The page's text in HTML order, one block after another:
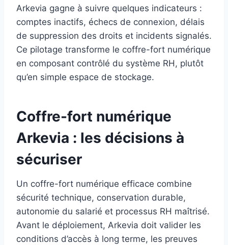
Arkevia gagne à suivre quelques indicateurs :
comptes inactifs, échecs de connexion, délais
de suppression des droits et incidents signalés.
Ce pilotage transforme le coffre-fort numérique
en composant contrôlé du système RH, plutôt
qu’en simple espace de stockage.
Coffre-fort numérique
Arkevia : les décisions à
sécuriser
Un coffre-fort numérique efficace combine
sécurité technique, conservation durable,
autonomie du salarié et processus RH maîtrisé.
Avant le déploiement, Arkevia doit valider les
conditions d’accès à long terme, les preuves